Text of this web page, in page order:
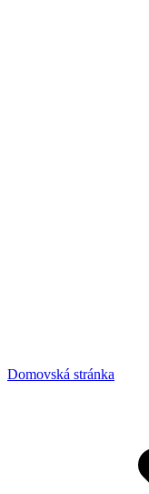
Domovská stránka